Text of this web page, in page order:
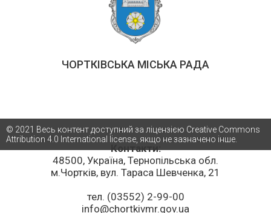
ЧОРТКІВСЬКА МІСЬКА РАДА
Контакти:
48500, Україна, Тернопільська обл.
м.Чортків, вул. Тараса Шевченка, 21
тел. (03552) 2-99-00
info@chortkivmr.gov.ua
© 2021 Весь контент доступний за ліцензією Creative Commons
Attribution 4.0 International license, якщо не зазначено інше.